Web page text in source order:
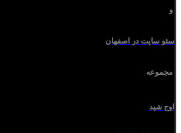
و
سئو سایت در اصفهان
مجموعه
اوج شید